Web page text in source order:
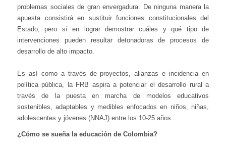
problemas sociales de gran envergadura. De ninguna manera la
apuesta consistirá en sustituir funciones constitucionales del
Estado, pero sí en lograr demostrar cuáles y qué tipo de
intervenciones pueden resultar detonadoras de procesos de
desarrollo de alto impacto.
Es así como a través de proyectos, alianzas e incidencia en
política pública, la FRB aspira a potenciar el desarrollo rural a
través de la puesta en marcha de modelos educativos
sostenibles, adaptables y medibles enfocados en niños, niñas,
adolescentes y jóvenes (NNAJ) entre los 10-25 años.
¿Cómo se sueña la educación de Colombia?